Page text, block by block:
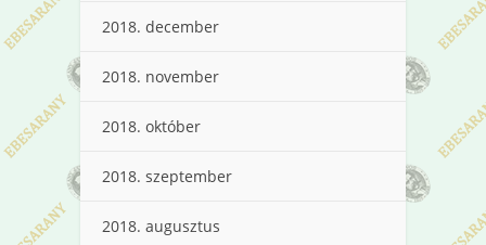
2018. december
2018. november
2018. október
2018. szeptember
2018. augusztus